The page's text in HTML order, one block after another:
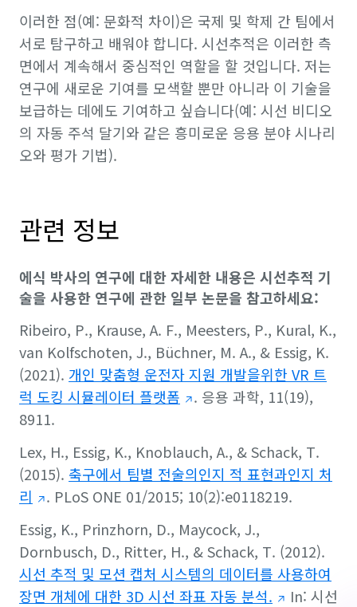
이러한 점(예: 문화적 차이)은 국제 및 학제 간 팀에서
서로 탐구하고 배워야 합니다. 시선추적은 이러한 측
면에서 계속해서 중심적인 역할을 할 것입니다. 저는
연구에 새로운 기여를 모색할 뿐만 아니라 이 기술을
보급하는 데에도 기여하고 싶습니다(예: 시선 비디오
의 자동 주석 달기와 같은 흥미로운 응용 분야 시나리
오와 평가 기법).
관련 정보
에식 박사의 연구에 대한 자세한 내용은 시선추적 기
술을 사용한 연구에 관한 일부 논문을 참고하세요:
Ribeiro, P., Krause, A. F., Meesters, P., Kural, K.,
van Kolfschoten, J., Büchner, M. A., & Essig, K.
(2021). 개인 맞춤형 운전자 지원 개발을위한 VR 트
럭 도킹 시뮬레이터 플랫폼
. 응용 과학, 11(19),
8911.
Lex, H., Essig, K., Knoblauch, A., & Schack, T.
(2015). 축구에서 팀별 전술의인지 적 표현과인지 처
리
. PLoS ONE 01/2015; 10(2):e0118219.
Essig, K., Prinzhorn, D., Maycock, J.,
Dornbusch, D., Ritter, H., & Schack, T. (2012).
시선 추적 및 모션 캡처 시스템의 데이터를 사용하여
장면 개체에 대한 3D 시선 좌표 자동 분석.
In: 시선